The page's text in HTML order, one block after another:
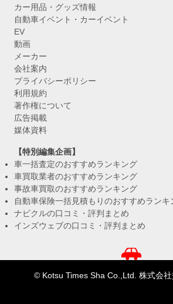
カー用品・グッズ情報
自動車イベント・カーイベント
EV
動画
メーカー
会社案内
プライバシーポリシー
利用規約
著作権について
広告掲載
媒体資料
【特別編集企画】
車一括査定のおすすめランキング
車買取業者のおすすめランキング
事故車買取のおすすめランキング
自動車保険一括見積もりのおすすめランキ
ナビクルの口コミ・評判まとめ
インズウェブの口コミ・評判まとめ
© Kotsu Times Sha Co.,Ltd. 株式会